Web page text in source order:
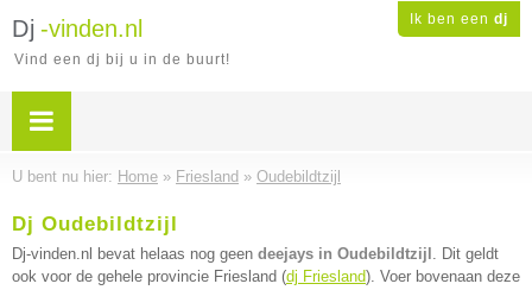
Ik ben een dj
Dj -vinden.nl
Vind een dj bij u in de buurt!
U bent nu hier: Home » Friesland » Oudebildtzijl
Dj Oudebildtzijl
Dj-vinden.nl bevat helaas nog geen deejays in Oudebildtzijl . Dit geldt
ook voor de gehele provincie Friesland (dj Friesland). Voer bovenaan deze